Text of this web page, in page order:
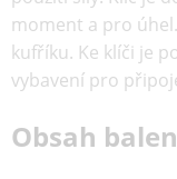
moment a pro
kufříku. Ke klíči je
vybavení pro
Obsah